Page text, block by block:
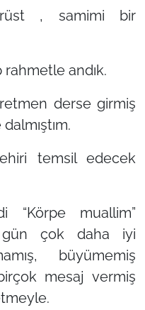
, samimi bir
rahmetle andık.
derse girmiş
temsil edecek
muallim”
çok daha iyi
büyümemiş
mesaj vermiş